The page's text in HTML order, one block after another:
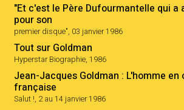
"Et c'est le Père Dufourmantelle qui a
pour son
premier disque", 03 janvier 1986
Tout sur Goldman
Hyperstar Biographie, 1986
Jean-Jacques Goldman : L'homme en
française
Salut !, 2 au 14 janvier 1986